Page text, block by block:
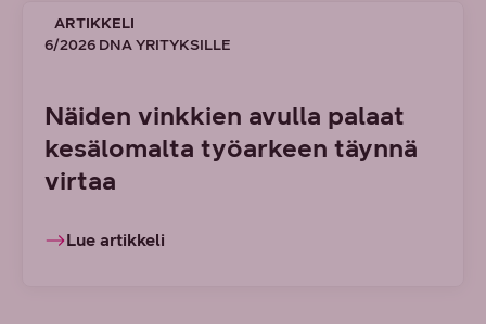
ARTIKKELI
6/2026 DNA YRITYKSILLE
Näiden vinkkien avulla palaat
kesälomalta työarkeen täynnä
virtaa
Lue artikkeli